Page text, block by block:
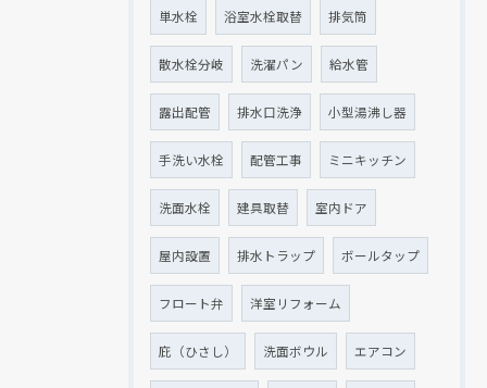
単水栓 浴室水栓取替 排気筒
散水栓分岐 洗濯パン 給水管
露出配管 排水口洗浄 小型湯沸し器
手洗い水栓 配管工事 ミニキッチン
洗面水栓 建具取替 室内ドア
屋内設置 排水トラップ ボールタップ
フロート弁 洋室リフォーム
庇（ひさし） 洗面ボウル エアコン